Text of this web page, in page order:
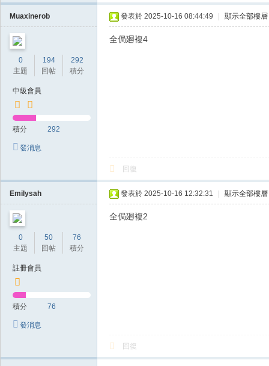
Muaxinerob
0
主題
194
回帖
292
積分
中級會員
積分 292
發消息
發表於 2025-10-16 08:44:49 顯示全部樓層
全侷廻複4
回復
Emilysah
0
主題
50
回帖
76
積分
註冊會員
積分 76
發消息
發表於 2025-10-16 12:32:31 顯示全部樓層
全侷廻複2
回復